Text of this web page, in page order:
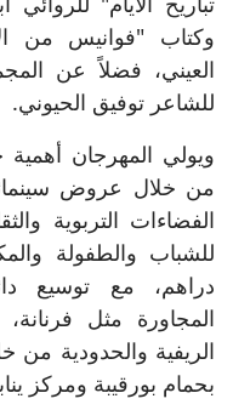
وكتاب "فوانيس من
العيني، فضلاً عن
للشاعر توفيق الحيوني.
ويولي المهرجان
من خلال عروض
الفضاءات التربوية
للشباب والطفولة
دراهم، مع توسيع
المجاورة مثل
الريفية والحدودية من
بحمام بورقيبة ومركز